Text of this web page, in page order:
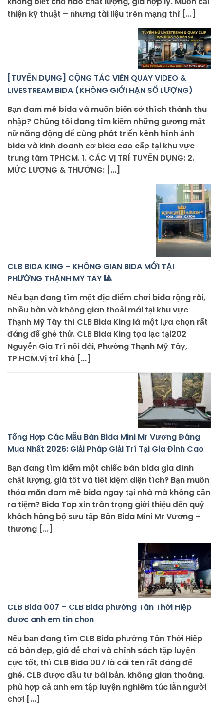
thiện kỹ thuật – nhưng tài liệu trên mạng thì [...]
[TUYỂN DỤNG] CỘNG TÁC VIÊN QUAY VIDEO &
LIVESTREAM BIDA (KHÔNG GIỚI HẠN SỐ LƯỢNG)
Bạn đam mê bida và muốn biến sở thích thành thu
nhập? Chúng tôi đang tìm kiếm những gương mặt
nữ năng động để cùng phát triển kênh hình ảnh
bida và kinh doanh cơ bida cao cấp tại khu vực
trung tâm TPHCM. 1. CÁC VỊ TRÍ TUYỂN DỤNG: 2.
MỨC LƯƠNG & THƯỞNG: [...]
CLB BIDA KING – KHÔNG GIAN BIDA MỚI TẠI
PHƯỜNG THẠNH MỸ TÂY 🎱
Nếu bạn đang tìm một địa điểm chơi bida rộng rãi,
nhiều bàn và không gian thoải mái tại khu vực
Thạnh Mỹ Tây thì CLB Bida King là một lựa chọn rất
đáng để ghé thử. CLB Bida King tọa lạc tại202
Nguyễn Gia Trí nối dài, Phường Thạnh Mỹ Tây,
TP.HCM.Vị trí khá [...]
Tổng Hợp Các Mẫu Bàn Bida Mini Mr Vương Đáng
Mua Nhất 2026: Giải Pháp Giải Trí Tại Gia Đỉnh Cao
Bạn đang tìm kiếm một chiếc bàn bida gia đình
chất lượng, giá tốt và tiết kiệm diện tích? Bạn muốn
thỏa mãn đam mê bida ngay tại nhà mà không cần
ra tiệm? Bida Top xin trân trọng giới thiệu đến quý
khách hàng bộ sưu tập Bàn Bida Mini Mr Vương –
thương [...]
CLB Bida 007 – CLB Bida phường Tân Thới Hiệp
được anh em tin chọn
Nếu bạn đang tìm CLB Bida phường Tân Thới Hiệp
có bàn đẹp, giá dễ chơi và chính sách tập luyện
cực tốt, thì CLB Bida 007 là cái tên rất đáng để
ghé. CLB được đầu tư bài bản, không gian thoáng,
phù hợp cả anh em tập luyện nghiêm túc lẫn người
chơi [...]